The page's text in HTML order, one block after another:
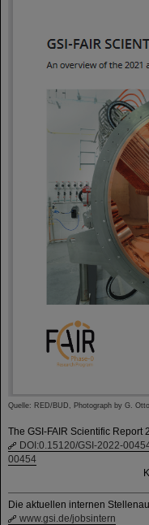
Quelle: RED/BUD, Photograph by G.
The GSI-FAIR Scientific Report
DOI:0.15120/GSI-2022-
00454
Die aktuellen internen
www.gsi.de/jobsintern